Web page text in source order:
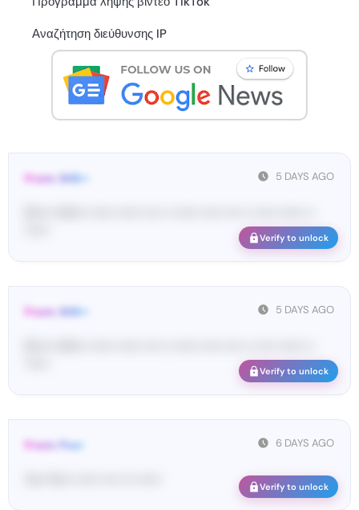
Αναζήτηση διεύθυνσης IP
5 DAYS AGO
From: SHE••
Verify to unlock
5 DAYS AGO
From: SHE••
Verify to unlock
6 DAYS AGO
From: Pos•
Verify to unlock